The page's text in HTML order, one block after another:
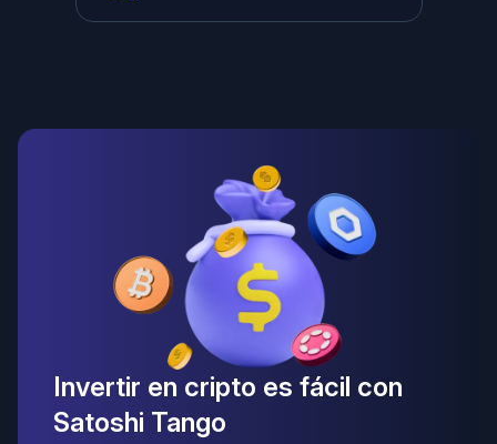
Invertir en cripto es fácil con
Satoshi Tango